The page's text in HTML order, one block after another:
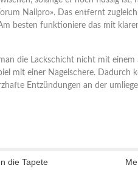
Nailpro». Das entfernt
besten funktioniere das mit
die Lackschicht nicht mit einem
mit einer Nagelschere. Dadurch
Entzündungen an der
die Tapete